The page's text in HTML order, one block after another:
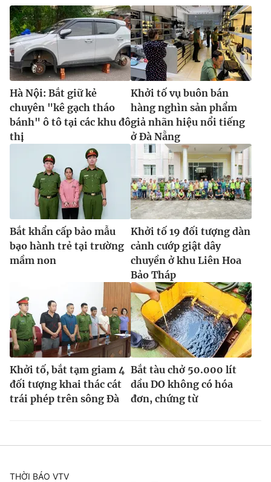
thuận bằng văn bản. Ghi rõ nguồn VTV.vn khi phát hành lại
thông tin từ website này.
Hà Nội: Bắt giữ kẻ
chuyên "kê gạch tháo
bánh" ô tô tại các khu đô
thị
Khởi tố vụ buôn bán
hàng nghìn sản phẩm
giả nhãn hiệu nổi tiếng
ở Đà Nẵng
Bắt khẩn cấp bảo mẫu
bạo hành trẻ tại trường
mầm non
Khởi tố 19 đối tượng dàn
cảnh cướp giật dây
chuyền ở khu Liên Hoa
Bảo Tháp
Khởi tố, bắt tạm giam 4
đối tượng khai thác cát
trái phép trên sông Đà
Bắt tàu chở 50.000 lít
dầu DO không có hóa
đơn, chứng từ
THỜI BÁO VTV